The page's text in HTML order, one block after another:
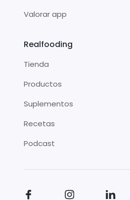
Valorar app
Realfooding
Tienda
Productos
Suplementos
Recetas
Podcast